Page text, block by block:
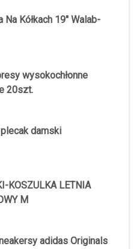
Na Kółkach 19" Walab-
wysokochłonne
20szt.
damski
KOSZULKA LETNIA
M
adidas Originals